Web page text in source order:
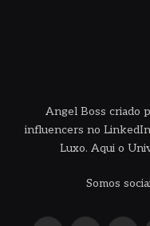
Angel Boss criado
influencers no
Luxo. Aqui o
Somos